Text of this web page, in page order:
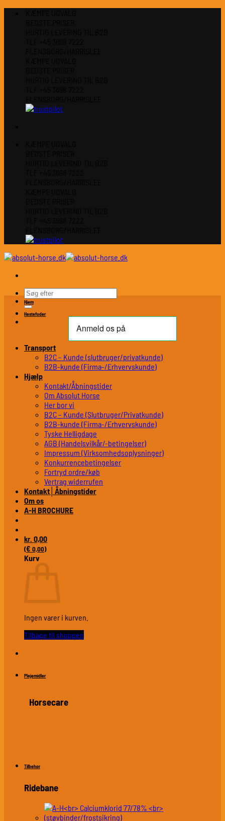
Søg
efter:
Transport
B2C – Kunde (slutbruger/privatkunde)
B2B-kunde (Firma-/Erhvervskunde)
Hjælp
Kontakt/Åbningstider
Om Absolut Horse
Her bor vi
B2C – Kunde (Slutbruger/Privatkunde)
B2B-kunde (Firma-/Erhvervskunde)
Tyske Helligdage
AGB (Handelsvilkår/-betingelser)
Impressum (Virksomhedsoplysninger)
Konkurrencebetingelser
Fortryd ordre/køb
Vertrag widerrufen
Kontakt│Åbningstider
Om os
A-H BROCHURE
kr. 0,00
(€ 0,00)
Kurv
Ingen varer i kurven.
Tilbage til shoppen
Hjem
Hestefoder
Plejemidler
Horsecare
Tilbehør
Ridebane